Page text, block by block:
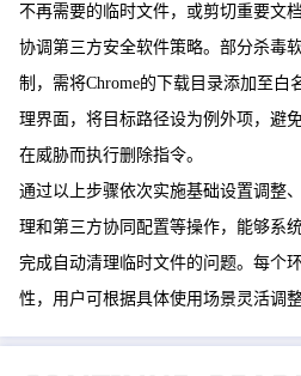
不再需要的临时文件，或剪切重要文
协调第三方安全软件策略。部分杀毒
制，需将Chrome的下载目录添加至白
理界面，将目标路径设为例外项，避
在威胁而执行删除指令。
通过以上步骤依次实施基础设置调整
理和第三方协同配置等操作，能够系
完成自动清理临时文件的问题。每个
性，用户可根据具体使用场景灵活调